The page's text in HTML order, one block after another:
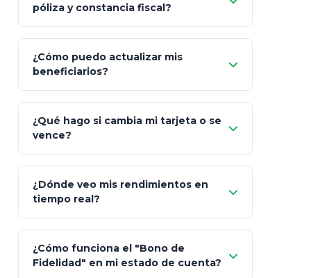
póliza y constancia fiscal?
"Mis Pólizas" > "Documentos"
¿Cómo puedo actualizar mis
beneficiarios?
¿Qué hago si cambia mi tarjeta o se
vence?
"Link
de Cobro Seguro"
¿Dónde veo mis rendimientos en
tiempo real?
¿Cómo funciona el "Bono de
Fidelidad" en mi estado de cuenta?